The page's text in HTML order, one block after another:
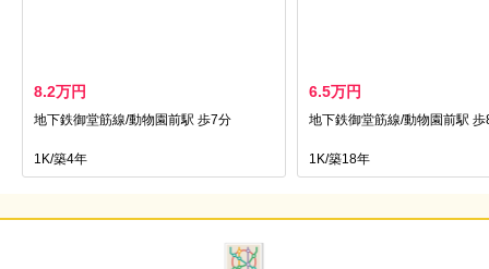
8.2万円
地下鉄御堂筋線/動物園前駅 歩7分
1K/築4年
6.5万円
地下鉄御堂筋線/動物園前駅 歩
1K/築18年